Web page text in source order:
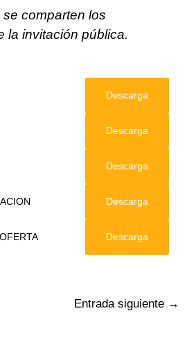
comparten los
la invitación pública.
Descarga
Descarga
Descarga
Descarga
Descarga
Entrada siguiente →